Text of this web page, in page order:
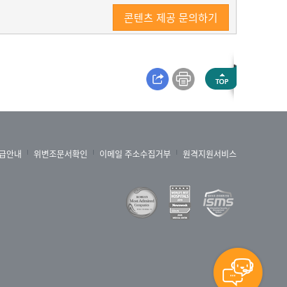
콘텐츠 제공 문의하기
안내 위변조문서확인 이메일 주소수집거부 원격지원서비스